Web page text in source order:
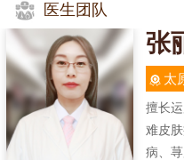
医生团队
张
太
擅长
难皮
病、